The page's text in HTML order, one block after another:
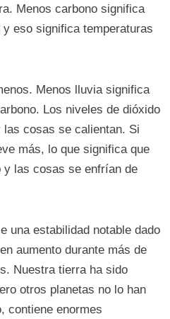
Menos carbono significa
eso significa temperaturas
Menos lluvia significa
Los niveles de dióxido
cosas se calientan. Si
más, lo que significa que
y las cosas se enfrían de
una estabilidad notable dado
aumento durante más de
Nuestra tierra ha sido
otros planetas no lo han
contiene enormes